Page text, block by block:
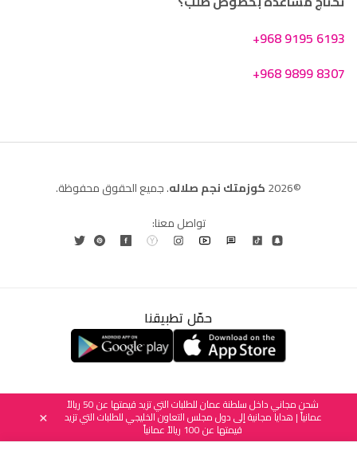
+968 9195 6193
+968 9899 8307
©2026 كوزمتك نجم صلاله. جميع الحقوق محفوظة.
تواصل معنا:
حمّل تطبيقنا
شحن مجاني داخل سلطنة عمان للطلبات التي تزيد قيمتها عن 50 ريالاً
عمانياً | هدايا مجانية إلى دول مجلس التعاون الخليجي للطلبات التي تزيد
قيمتها عن 100 ريالاً عمانياً
×
العربية English
(الإنجليزية)